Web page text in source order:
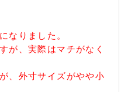
なりました。
が、実際はマチがなく
、外寸サイズがやや小